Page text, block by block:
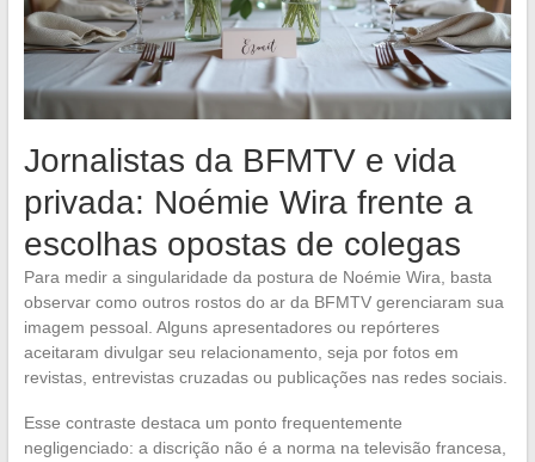
Jornalistas da BFMTV e vida
privada: Noémie Wira frente a
escolhas opostas de colegas
Para medir a singularidade da postura de Noémie Wira, basta
observar como outros rostos do ar da BFMTV gerenciaram sua
imagem pessoal. Alguns apresentadores ou repórteres
aceitaram divulgar seu relacionamento, seja por fotos em
revistas, entrevistas cruzadas ou publicações nas redes sociais.
Esse contraste destaca um ponto frequentemente
negligenciado: a discrição não é a norma na televisão francesa,